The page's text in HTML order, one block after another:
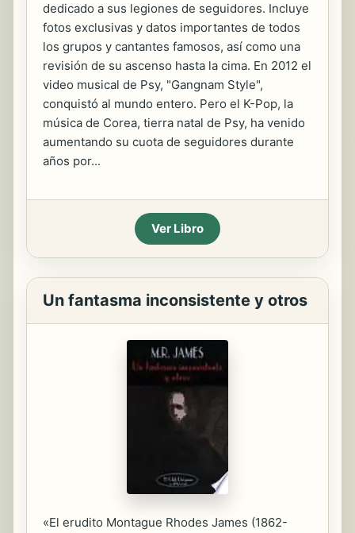
dedicado a sus legiones de seguidores. Incluye
fotos exclusivas y datos importantes de todos
los grupos y cantantes famosos, así como una
revisión de su ascenso hasta la cima. En 2012 el
video musical de Psy, "Gangnam Style",
conquistó al mundo entero. Pero el K-Pop, la
música de Corea, tierra natal de Psy, ha venido
aumentando su cuota de seguidores durante
años por...
Ver Libro
Un fantasma inconsistente y otros
«El erudito Montague Rhodes James (1862-